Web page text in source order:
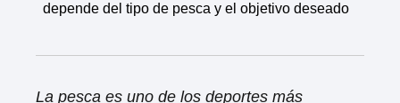
depende del tipo de pesca y el objetivo deseado
La pesca es uno de los deportes más